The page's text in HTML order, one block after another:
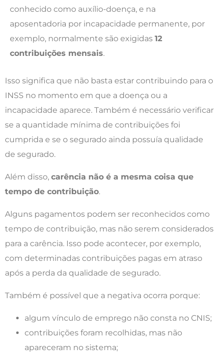
conhecido como auxílio-doença, e na
aposentadoria por incapacidade permanente, por
exemplo, normalmente são exigidas 12
contribuições mensais.
Isso significa que não basta estar contribuindo para o
INSS no momento em que a doença ou a
incapacidade aparece. Também é necessário verificar
se a quantidade mínima de contribuições foi
cumprida e se o segurado ainda possuía qualidade
de segurado.
Além disso, carência não é a mesma coisa que
tempo de contribuição.
Alguns pagamentos podem ser reconhecidos como
tempo de contribuição, mas não serem considerados
para a carência. Isso pode acontecer, por exemplo,
com determinadas contribuições pagas em atraso
após a perda da qualidade de segurado.
Também é possível que a negativa ocorra porque:
algum vínculo de emprego não consta no CNIS;
contribuições foram recolhidas, mas não
apareceram no sistema;